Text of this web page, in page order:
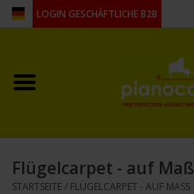
LOGIN GESCHÄFTLICHE B2B
Startseite
Für Flügel
Flügelcarpet - auf Maß
STARTSEITE/ FLÜGELCARPET - AUF MASS